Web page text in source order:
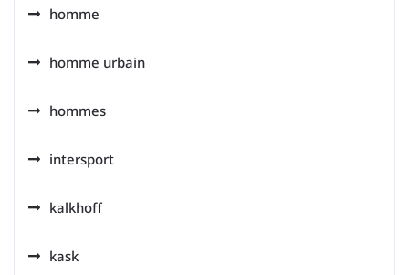
homme
homme urbain
hommes
intersport
kalkhoff
kask